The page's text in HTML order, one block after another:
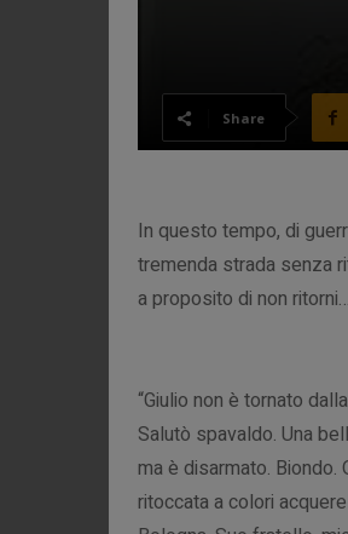
Share
In questo tempo, di
tremenda strada senza
a proposito di non ritorni…
“Giulio non è tornato
Salutò spavaldo. Una
ma è disarmato.
ritoccata a colori